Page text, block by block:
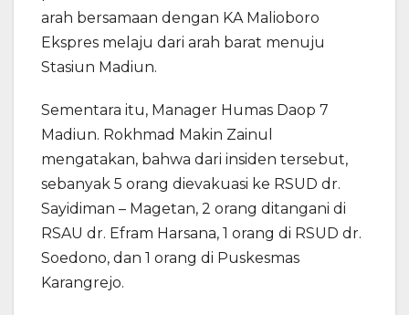
arah bersamaan dengan KA Malioboro
Ekspres melaju dari arah barat menuju
Stasiun Madiun.
Sementara itu, Manager Humas Daop 7
Madiun. Rokhmad Makin Zainul
mengatakan, bahwa dari insiden tersebut,
sebanyak 5 orang dievakuasi ke RSUD dr.
Sayidiman – Magetan, 2 orang ditangani di
RSAU dr. Efram Harsana, 1 orang di RSUD dr.
Soedono, dan 1 orang di Puskesmas
Karangrejo.